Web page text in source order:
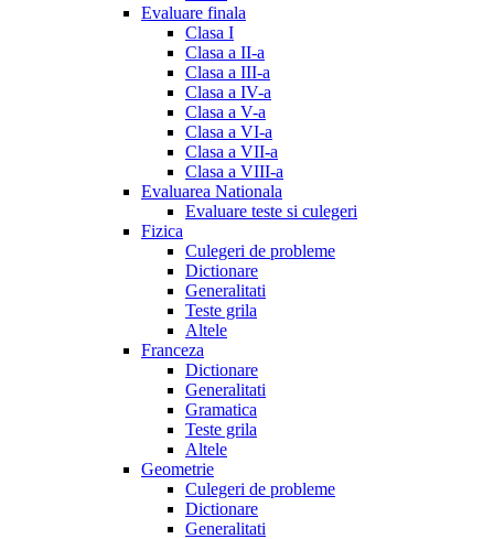
Evaluare finala
Clasa I
Clasa a II-a
Clasa a III-a
Clasa a IV-a
Clasa a V-a
Clasa a VI-a
Clasa a VII-a
Clasa a VIII-a
Evaluarea Nationala
Evaluare teste si culegeri
Fizica
Culegeri de probleme
Dictionare
Generalitati
Teste grila
Altele
Franceza
Dictionare
Generalitati
Gramatica
Teste grila
Altele
Geometrie
Culegeri de probleme
Dictionare
Generalitati